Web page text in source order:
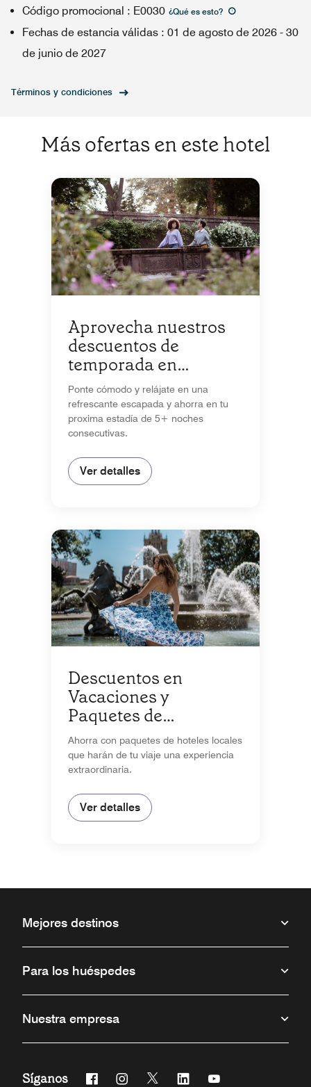
Código promocional : E0030 ¿Qué es esto?
Fechas de estancia válidas : 01 de agosto de 2026 - 30
de junio de 2027
Términos y condiciones
Más ofertas en este hotel
Aprovecha nuestros
descuentos de
temporada en
estadías de 5+ noches
Ponte cómodo y relájate en una
refrescante escapada y ahorra en tu
proxima estadía de 5+ noches
consecutivas.
Ver detalles
Descuentos en
Vacaciones y
Paquetes de
Temporada
Ahorra con paquetes de hoteles locales
que harán de tu viaje una experiencia
extraordinaria.
Ver detalles
Mejores destinos
Para los huéspedes
Nuestra empresa
Síganos FacebookInstagram
Twitter Linkedin